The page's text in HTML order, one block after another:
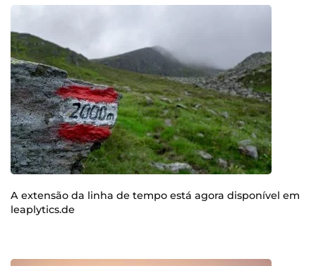
A extensão da linha de tempo está agora disponível em
leaplytics.de